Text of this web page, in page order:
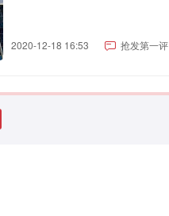
2020-12-18 16:53 抢发第一评